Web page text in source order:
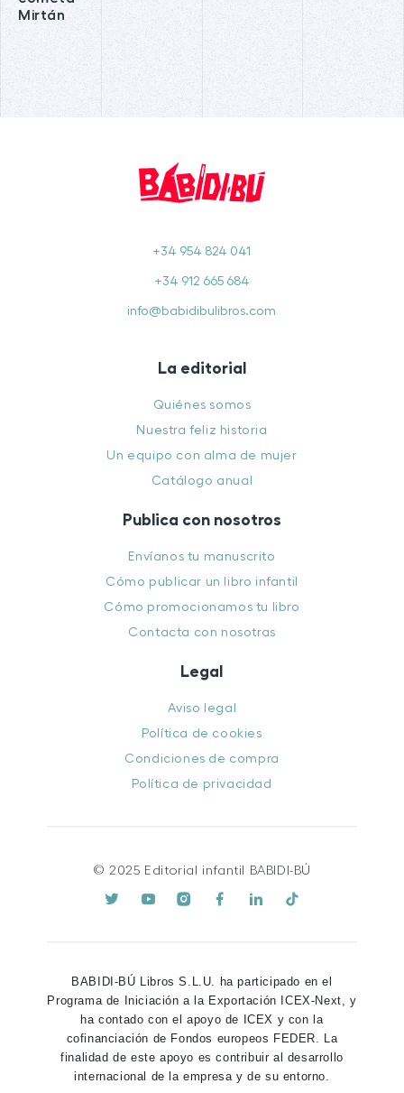
Mirtán
+34 954 824 041
+34 912 665 684
info@babidibulibros.com
La editorial
Quiénes somos
Nuestra feliz historia
Un equipo con alma de mujer
Catálogo anual
Publica con nosotros
Envíanos tu manuscrito
Cómo publicar un libro infantil
Cómo promocionamos tu libro
Contacta con nosotras
Legal
Aviso legal
Política de cookies
Condiciones de compra
Política de privacidad
© 2025 Editorial infantil BABIDI-BÚ
BABIDI-BÚ Libros S.L.U. ha participado en el
Programa de Iniciación a la Exportación ICEX-Next, y
ha contado con el apoyo de ICEX y con la
cofinanciación de Fondos europeos FEDER. La
finalidad de este apoyo es contribuir al desarrollo
internacional de la empresa y de su entorno.